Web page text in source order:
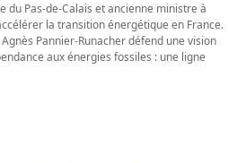
du Pas-de-Calais et ancienne ministre à
la transition énergétique en France.
Pannier-Runacher défend une vision
aux énergies fossiles : une ligne